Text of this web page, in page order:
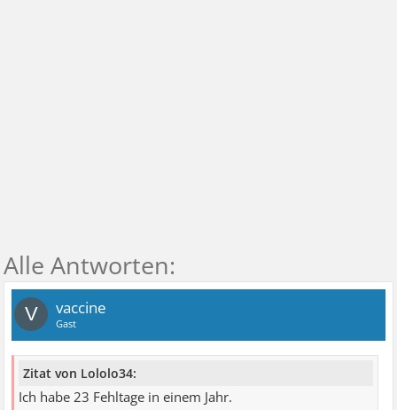
V vaccine
Gast
Zitat von Lololo34:
Ich habe 23 Fehltage in einem Jahr.